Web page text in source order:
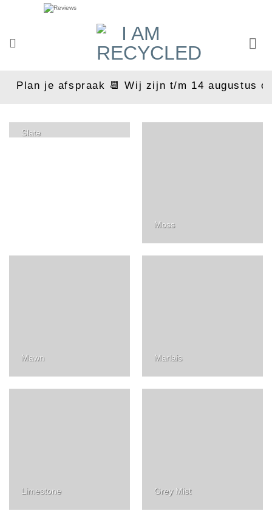
inhoud
Plan je afspraak 📆 Wij zijn t/m 14 augustus
Slate
Moss
Mawn Marlais
Limestone Grey Mist